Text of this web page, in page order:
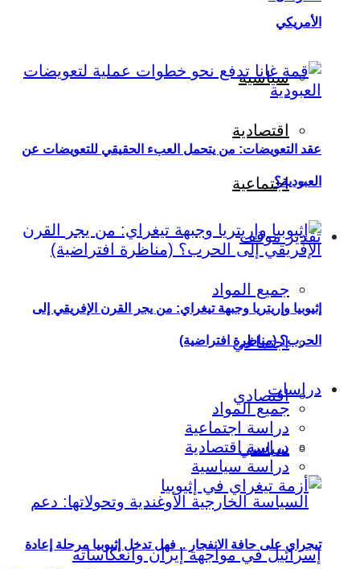
سياسية
اقتصادية
اجتماعية
تقدير موقف
جميع المواد
اجتماعي
اقتصادي
سياسي
الأمريكي
عقد التعويضات: من يتحمل العبء الحقيقي للتعويضات عن
العبودية؟
إثيوبيا وإريتريا وجبهة تيغراي: من يجر القرن الإفريقي إلى
الحرب؟ (مناظرة افتراضية)
دراسات
جميع المواد
دراسة اجتماعية
دراسة اقتصادية
دراسة سياسية
تيجراي على حافة الانفجار .. فهل تدخل إثيوبيا مرحلة إعادة